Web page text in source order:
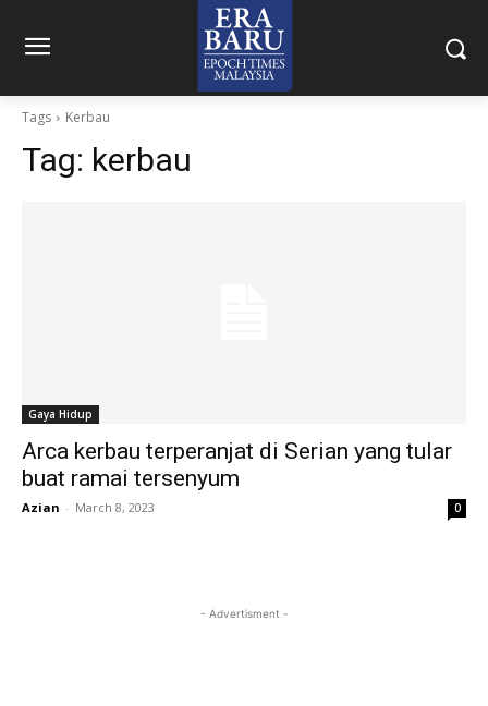
Tags Kerbau
Tag: kerbau
Gaya Hidup
Arca kerbau terperanjat di Serian yang tular
buat ramai tersenyum
Azian - March 8, 2023 0
- Advertisment -